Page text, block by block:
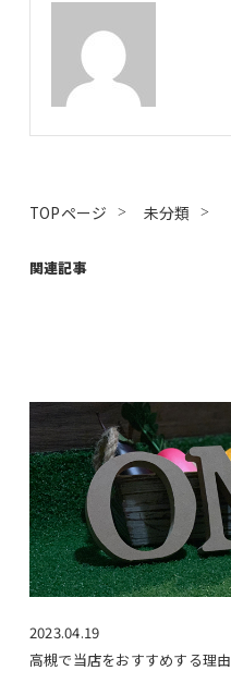
TOPページ 未分類
関連記事
2023.04.19
高槻で当店をおすすめする理由